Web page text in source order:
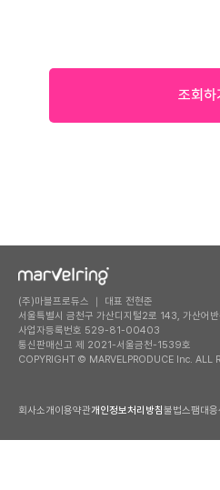
조회하
(주)마블프로듀스 ｜ 대표 전현준
서울특별시 금천구 가산디지털2로 143, 가산어
사업자등록번호 529-81-00403
통신판매신고 제 2021-서울금천-1539호
COPYRIGHT © MARVELPRODUCE Inc. ALL
회사소개이용약관개인정보처리방침불법스팸대응